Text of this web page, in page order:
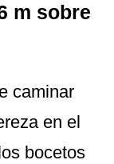
m sobre
caminar
en el
bocetos